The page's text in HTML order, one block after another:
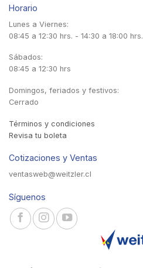
Horario
Lunes a Viernes:
08:45 a 12:30 hrs. - 14:30 a 18:00 hrs.
Sábados:
08:45 a 12:30 hrs
Domingos, feriados y festivos:
Cerrado
Términos y condiciones
Revisa tu boleta
Cotizaciones y Ventas
ventasweb@weitzler.cl
Síguenos